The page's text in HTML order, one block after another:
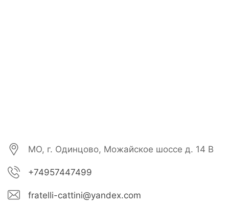
МО, г. Одинцово, Можайское шоссе д. 14 В
+74957447499
fratelli-cattini@yandex.com